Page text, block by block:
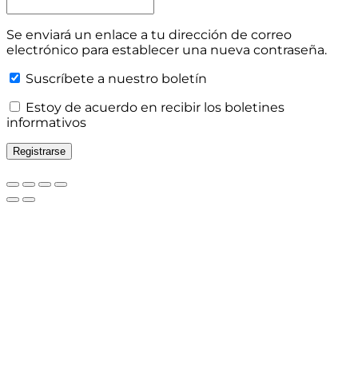
Se enviará un enlace a tu dirección de correo
electrónico para establecer una nueva contraseña.
Suscríbete a nuestro boletín
Estoy de acuerdo en recibir los boletines
informativos
Registrarse